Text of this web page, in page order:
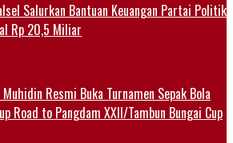
Salurkan Bantuan Keuangan Partai Politik
Rp 20,5 Miliar
Resmi Buka Turnamen Sepak Bola
Road to Pangdam XXII/Tambun Bungai Cup